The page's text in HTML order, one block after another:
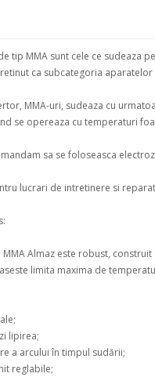
tip MMA sunt cele ce sudeaza
ca subcategoria
MMA-uri, sudeaza cu
se opereaza cu temperaturi
sa se foloseasca
lucrari de intretinere si
Almaz este robust,
limita maxima de
lipirea;
a arcului în timpul sudării;
reglabile;